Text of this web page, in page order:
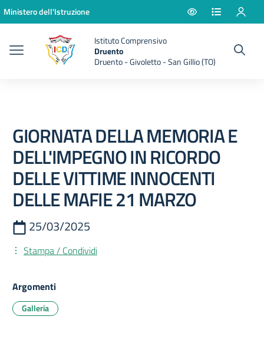
Vai ai contenuti
Vai al menu di navigazione
Vai al footer
Ministero dell'Istruzione
Istituto Comprensivo
Druento
Druento - Givoletto - San Gillio (TO)
GIORNATA DELLA MEMORIA E
DELL'IMPEGNO IN RICORDO
DELLE VITTIME INNOCENTI
DELLE MAFIE 21 MARZO
25/03/2025
Stampa / Condividi
Argomenti
Galleria